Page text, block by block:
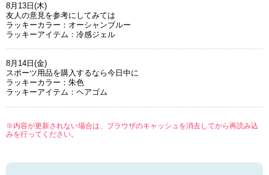
8月13日(木)
友人の意見を参考にしてみては
ラッキーカラー：オーシャンブルー
ラッキーアイテム：冷感ジェル
8月14日(金)
スポーツ用品を購入するなら今日中に
ラッキーカラー：朱色
ラッキーアイテム：ヘアゴム
※内容が更新されない場合は、ブラウザのキャッシュを消去してから再読み込
みを行ってください。